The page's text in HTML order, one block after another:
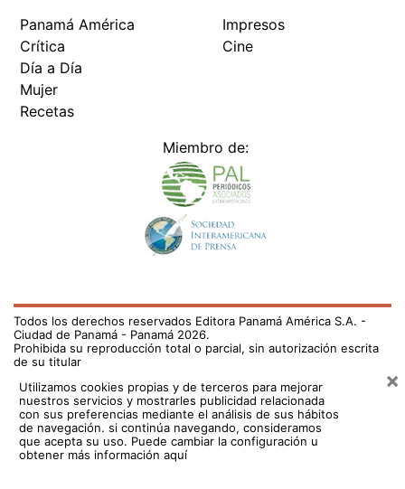
Panamá América
Crítica
Día a Día
Mujer
Recetas
Impresos
Cine
Miembro de:
Todos los derechos reservados Editora Panamá América S.A. -
Ciudad de Panamá - Panamá 2026.
Prohibida su reproducción total o parcial, sin autorización escrita
de su titular
Utilizamos cookies propias y de terceros para mejorar
nuestros servicios y mostrarles publicidad relacionada
con sus preferencias mediante el análisis de sus hábitos
de navegación. si continúa navegando, consideramos
que acepta su uso. Puede cambiar la configuración u
obtener más información aquí
×